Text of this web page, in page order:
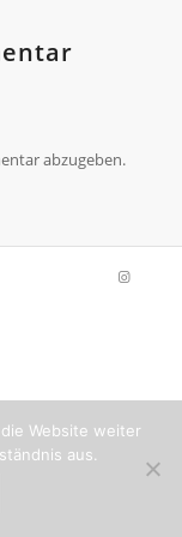
abzugeben.
Website weiter
aus.